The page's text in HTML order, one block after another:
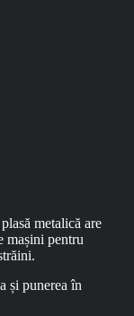
metalică are
mașini pentru
și punerea în